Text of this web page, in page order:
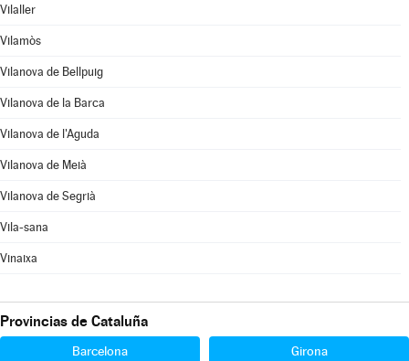
Vilaller
Vilamòs
Vilanova de Bellpuig
Vilanova de la Barca
Vilanova de l'Aguda
Vilanova de Meià
Vilanova de Segrià
Vila-sana
Vinaixa
Provincias de Cataluña
Barcelona Girona